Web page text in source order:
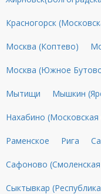
Красногорск
Москва (Коптево)
Москва (Южное
Мытищи Мышкин
Нахабино (Московская
Раменское Рига
Сафоново
Сыктывкар